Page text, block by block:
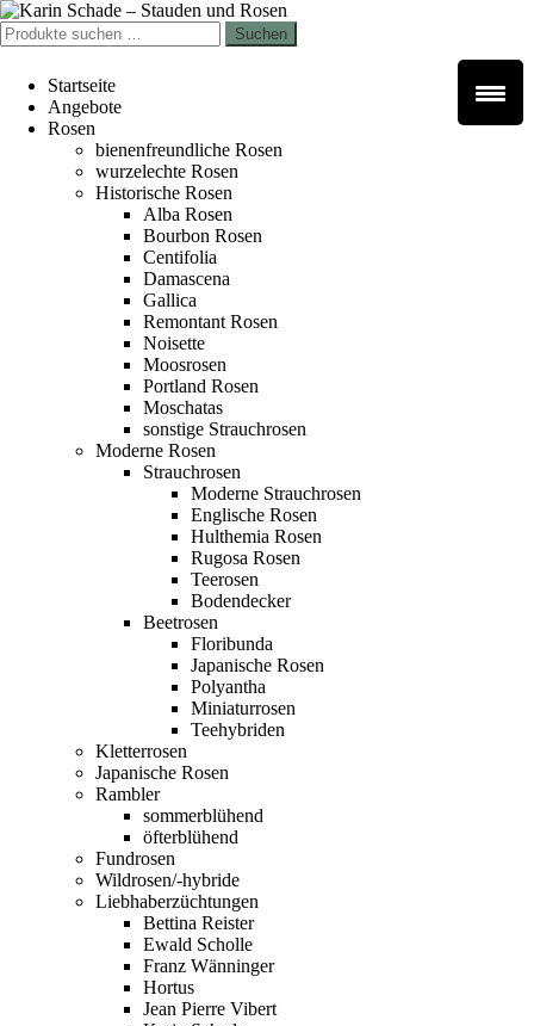
Zur
Navigation
springen
Zum
Inhalt
springen
Suchen
nach:
Suchen
Startseite
Angebote
Rosen
bienenfreundliche Rosen
wurzelechte Rosen
Historische Rosen
Alba Rosen
Bourbon Rosen
Centifolia
Damascena
Gallica
Remontant Rosen
Noisette
Moosrosen
Portland Rosen
Moschatas
sonstige Strauchrosen
Moderne Rosen
Strauchrosen
Moderne Strauchrosen
Englische Rosen
Hulthemia Rosen
Rugosa Rosen
Teerosen
Bodendecker
Beetrosen
Floribunda
Japanische Rosen
Polyantha
Miniaturrosen
Teehybriden
Kletterrosen
Japanische Rosen
Rambler
sommerblühend
öfterblühend
Fundrosen
Wildrosen/-hybride
Liebhaberzüchtungen
Bettina Reister
Ewald Scholle
Franz Wänninger
Hortus
Jean Pierre Vibert